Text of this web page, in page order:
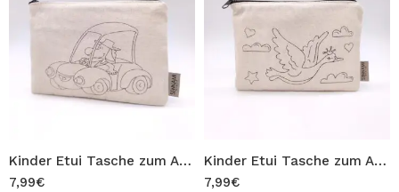
Kinder Etui Tasche zum Ausmalen 100% Baumwolle Gabardine Waschbar Stifttasche Modell Auto Figur 20×13 cm Ausmaltasche zum Bemalen
7,99€
Kinder Etui Tasche zum Ausmalen 100% Baumwolle Gabardine Waschbar Stifttasche Modell eleganter Vogel Figur 20×13 cm Ausmaltasche zum Bemalen
7,99€